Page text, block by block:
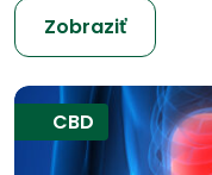
Zobraziť
CBD